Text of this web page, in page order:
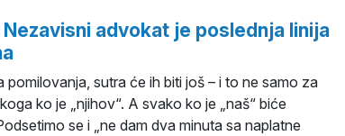
advokat je poslednja linija
sutra će ih biti još – i to ne samo za
ko je „njihov“. A svako ko je „naš“ biće
se i „ne dam dva minuta sa naplatne